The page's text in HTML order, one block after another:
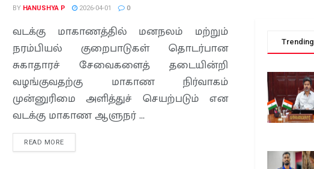
BY HANUSHYA P 2026-04-01 0
வடக்கு மாகாணத்தில் மனநலம் மற்றும்
நரம்பியல் குறைபாடுகள் தொடர்பான
சுகாதாரச் சேவைகளைத் தடையின்றி
வழங்குவதற்கு மாகாண நிர்வாகம்
முன்னுரிமை அளித்துச் செயற்படும் என
வடக்கு மாகாண ஆளுநர் ...
READ MORE
Trending